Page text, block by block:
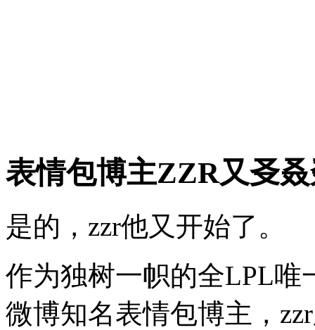
表情包博主ZZR又㕛
是的，zzr他又开始了。
作为独树一帜的全LPL唯
微博知名表情包博主，